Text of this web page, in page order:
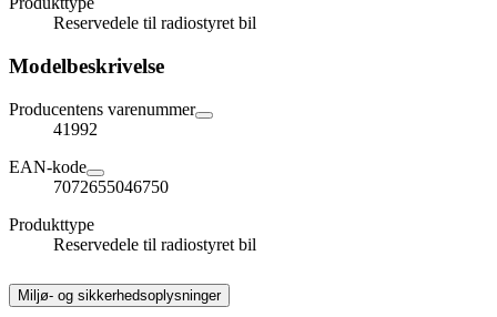
Reservedele til radiostyret bil
Modelbeskrivelse
Producentens varenummer
41992
EAN-kode
7072655046750
Produkttype
Reservedele til radiostyret bil
Miljø- og sikkerhedsoplysninger